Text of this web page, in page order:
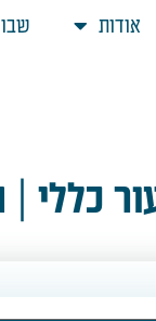
אודות
כללי